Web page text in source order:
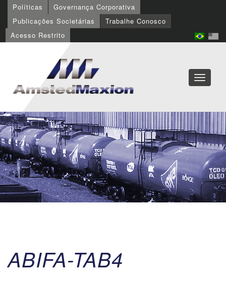
Políticas
Governança Corporativa
Publicações Societárias
Trabalhe Conosco
Acesso Restrito
ABIFA-TAB4